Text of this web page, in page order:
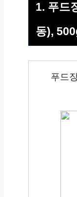
1. 푸드
동),
푸드